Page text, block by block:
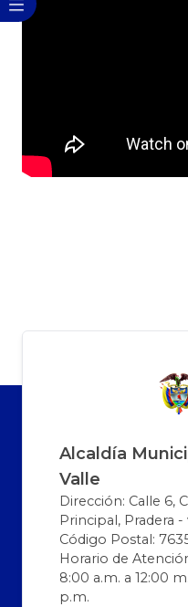
Alcaldía
Valle
Dirección: Calle 6,
Principal, Pradera -
Código Postal:
Horario de
8:00 a.m. a 12:00
p.m.